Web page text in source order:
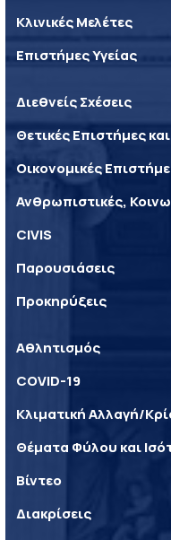
Κλινικές Μελέτες
Επιστήμες Υγείας
Διεθνείς Σχέσεις
Θετικές Επιστήμες
Οικονομικές
Ανθρωπιστικές,
CIVIS
Παρουσιάσεις
Προκηρύξεις
Αθλητισμός
COVID-19
Κλιματική Αλλαγή/
Θέματα Φύλου και
Βίντεο
Διακρίσεις